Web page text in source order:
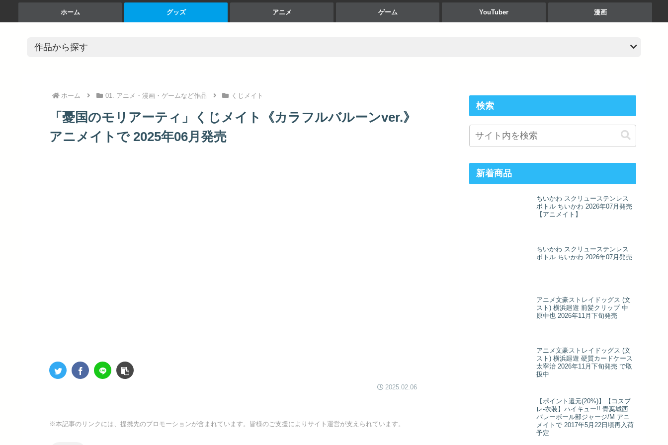
ホーム グッズ アニメ ゲーム YouTuber 漫画
ホーム 01. アニメ・漫画・ゲームなど作品 くじメイト
「憂国のモリアーティ」くじメイト《カラフルバルーンver.》
アニメイトで 2025年06月発売
2025.02.06
※本記事のリンクには、提携先のプロモーションが含まれています。皆様のご支援によりサイト運営が支えられています。
検索
新着商品
ちいかわ スクリューステンレス
ボトル ちいかわ 2026年07月発売
【アニメイト】
ちいかわ スクリューステンレス
ボトル ちいかわ 2026年07月発売
アニメ文豪ストレイドッグス (文
スト) 横浜廻遊 前髪クリップ 中
原中也 2026年11月下旬発売
アニメ文豪ストレイドッグス (文
スト) 横浜廻遊 硬質カードケース
太宰治 2026年11月下旬発売 で取
扱中
【ポイント還元(20%)】【コスプ
レ-衣装】ハイキュー!! 青葉城西
バレーボール部ジャージ/M アニ
メイトで 2017年5月22日頃再入荷
予定